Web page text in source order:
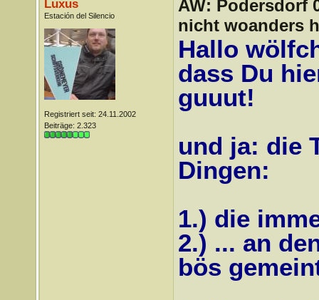
Luxus
Estación del Silencio
Registriert seit: 24.11.2002
Beiträge: 2.323
AW: Podersdorf
nicht woanders
Hallo
dass Du
guuut!
und ja: die
Dingen:
1.) die
2.) ... an
bös